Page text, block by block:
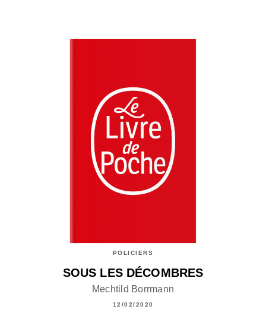
POLICIERS
SOUS LES DÉCOMBRES
Mechtild Borrmann
12/02/2020